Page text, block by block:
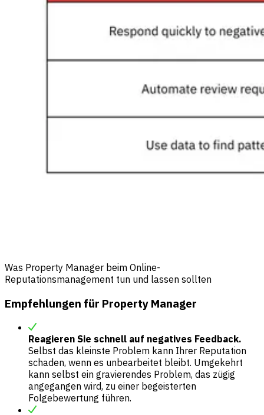
Was Property Manager beim Online-
Reputationsmanagement tun und lassen sollten
Empfehlungen für Property Manager
Reagieren Sie schnell auf negatives Feedback.
Selbst das kleinste Problem kann Ihrer Reputation
schaden, wenn es unbearbeitet bleibt. Umgekehrt
kann selbst ein gravierendes Problem, das zügig
angegangen wird, zu einer begeisterten
Folgebewertung führen.